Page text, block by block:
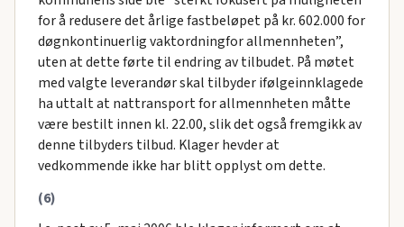
for å redusere det årlige fastbeløpet på kr. 602.000 for
døgnkontinuerlig vaktordningfor allmennheten”,
uten at dette førte til endring av tilbudet. På møtet
med valgte leverandør skal tilbyder ifølgeinnklagede
ha uttalt at nattransport for allmennheten måtte
være bestilt innen kl. 22.00, slik det også fremgikk av
denne tilbyders tilbud. Klager hevder at
vedkommende ikke har blitt opplyst om dette.
(6)